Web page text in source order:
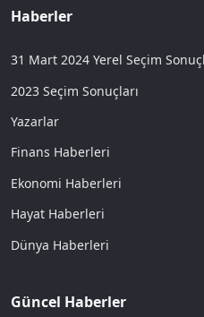
Haberler
31 Mart 2024 Yerel Seçim
2023 Seçim Sonuçları
Yazarlar
Finans Haberleri
Ekonomi Haberleri
Hayat Haberleri
Dünya Haberleri
Güncel Haberler